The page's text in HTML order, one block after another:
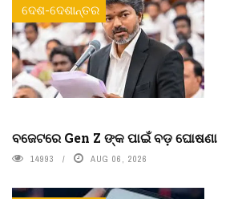
ଦେଶ-ଦେଶାନ୍ତର
ବଜେଟରେ Gen Z ଙ୍କ ପାଇଁ ବଡ଼ ଘୋଷଣା
14993 AUG 06, 2026